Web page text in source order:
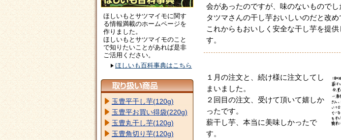
ほしいもとサツマイモに関す
る情報満載のホームページを
作りました。
ほしいもとサツマイモのこと
で知りたいことがあれば是非
ご活用ください。
ほしいも百科事典はこちら
玉豊平干し芋(120g)
玉豊平お買い得袋(220g)
玉豊丸干し芋(120g)
玉豊角切り芋(120g)
会があったのですが、味のないものでし
タツマさんの干し芋おいしいのだと改め
これからもおいしく安全な干し芋を提
す。
１月の注文と、続け様に注文してし
まいました。
２回目の注文、受けて頂いて嬉しか
ったです。
薪干し芋、本当に美味しかったで
す。